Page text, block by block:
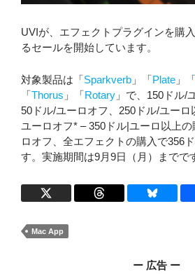
UVIが、エフェクトプラグインを購
るセールを開始しています。
対象製品は「Sparkverb 」「Plate 」「
「Thorus 」「Rotary 」で、150ドル/
50ドル/ユーロオフ、250ドル/ユー
ユーロオフ* – 350ドル|ユーロ以上
ロオフ、全エフェクトの購入で356
す。実施期間は9月9日（月）までで
Mac App
ー 広告 ー